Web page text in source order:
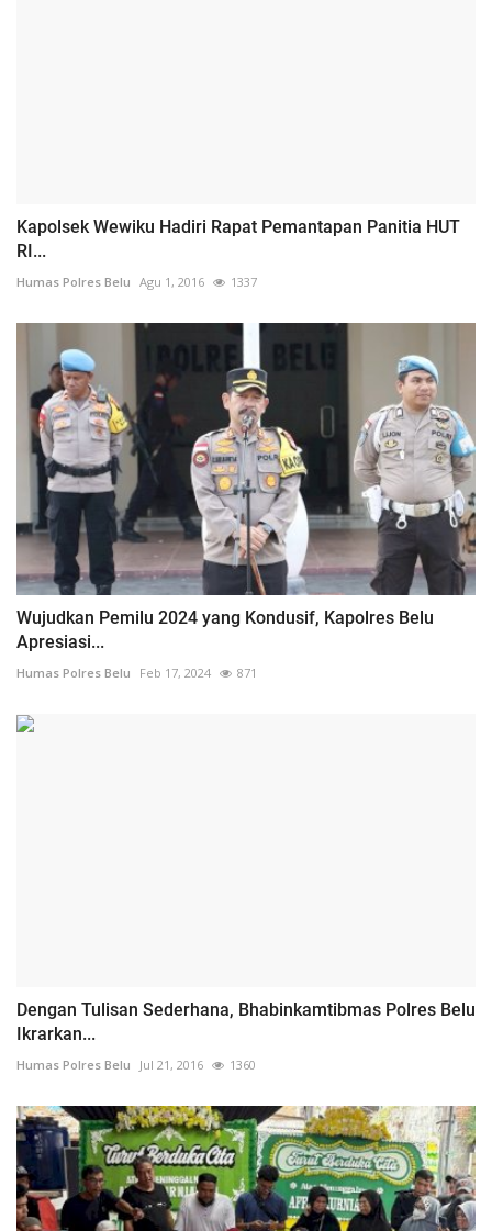
Kapolsek Wewiku Hadiri Rapat Pemantapan Panitia HUT
RI...
Humas Polres Belu Agu 1, 2016 1337
Wujudkan Pemilu 2024 yang Kondusif, Kapolres Belu
Apresiasi...
Humas Polres Belu Feb 17, 2024 871
Dengan Tulisan Sederhana, Bhabinkamtibmas Polres Belu
Ikrarkan...
Humas Polres Belu Jul 21, 2016 1360